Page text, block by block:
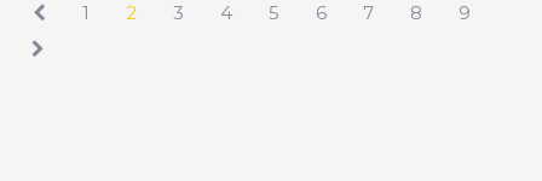
1 2 3 4 5 6 7 8 9